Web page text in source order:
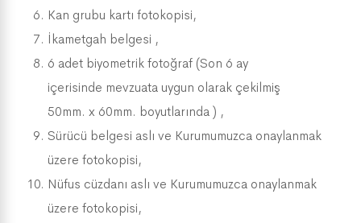
Kan grubu kartı fotokopisi,
İkametgah belgesi ,
6 adet biyometrik fotoğraf (Son 6 ay
içerisinde mevzuata uygun olarak çekilmiş
50mm. x 60mm. boyutlarında ) ,
Sürücü belgesi aslı ve Kurumumuzca onaylanmak
üzere fotokopisi,
Nüfus cüzdanı aslı ve Kurumumuzca onaylanmak
üzere fotokopisi,